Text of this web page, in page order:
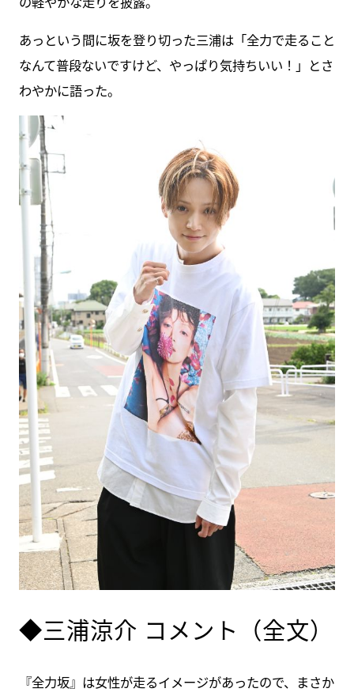
あっという間に坂を登り切った三浦は「全力で走ること
なんて普段ないですけど、やっぱり気持ちいい！」とさ
わやかに語った。
◆三浦涼介 コメント（全文）
『全力坂』は女性が走るイメージがあったので、まさか